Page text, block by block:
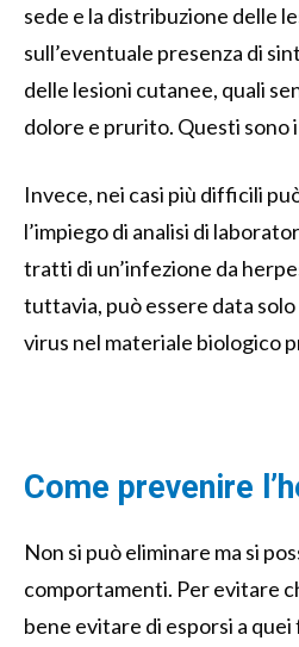
sede e la distribuzione delle
sull’eventuale presenza di
delle lesioni cutanee, quali
dolore e prurito. Questi sono
Invece, nei casi più difficili
l’impiego di analisi di
tratti di un’infezione da
tuttavia, può essere data
virus nel materiale biologico
Come prevenire
Non si può eliminare ma si
comportamenti. Per evitare
bene evitare di esporsi a